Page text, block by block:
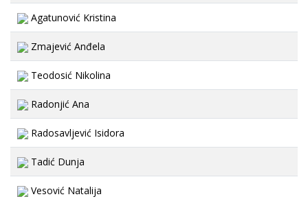
Agatunović Kristina
Zmajević Anđela
Teodosić Nikolina
Radonjić Ana
Radosavljević Isidora
Tadić Dunja
Vesović Natalija